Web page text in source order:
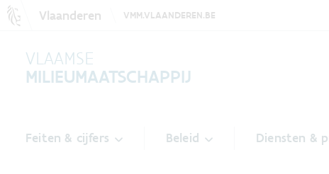
Vlaanderen VMM.VLAANDEREN.BE
VLAAMSE
MILIEUMAATSCHAPPIJ
Feiten & cijfers Beleid Diensten &